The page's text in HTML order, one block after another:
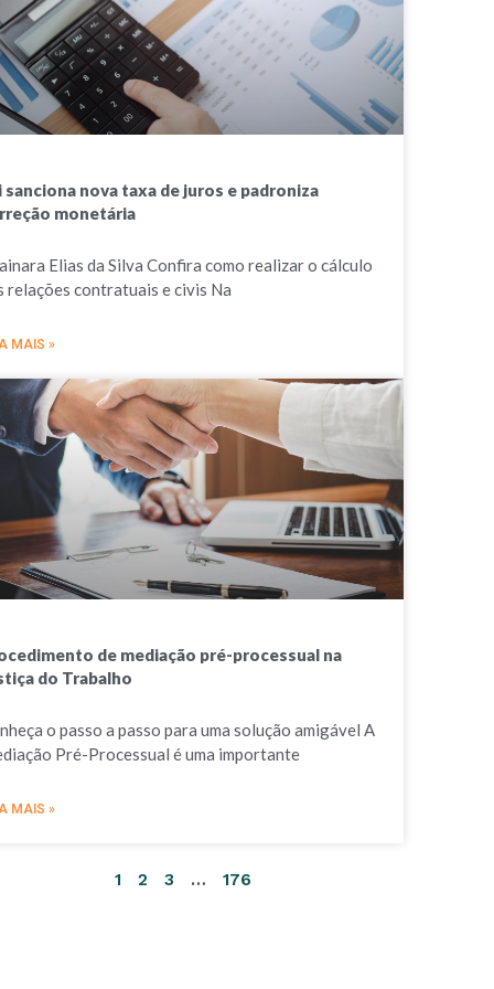
sanciona nova taxa de juros e padroniza
monetária
Elias da Silva Confira como realizar o cálculo
relações contratuais e civis Na
MAIS »
de mediação pré-processual na
do Trabalho
o passo a passo para uma solução amigável A
Pré-Processual é uma importante
MAIS »
1 2 3 … 176